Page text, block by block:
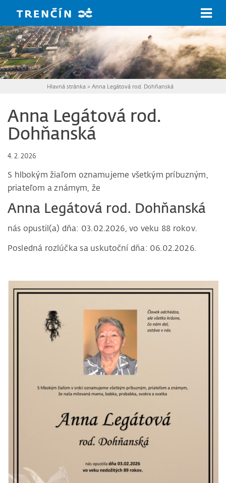
Hlavná stránka > Anna Legátová rod. Dohňanská
Anna Legátová rod.
Dohňanská
4. 2. 2026
S hlbokým žiaľom oznamujeme všetkým príbuzným,
priateľom a známym, že
Anna Legátová rod. Dohňanská
nás opustil(a) dňa: 03.02.2026, vo veku 88 rokov.
Posledná rozlúčka sa uskutoční dňa: 06.02.2026.